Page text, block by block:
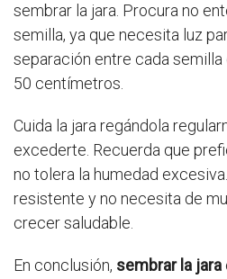
sembrar la jara. Procura no
semilla, ya que necesita luz
separación entre cada
50 centímetros.
Cuida la jara regándola
excederte. Recuerda que
no tolera la humedad
resistente y no necesita de
crecer saludable.
En conclusión, sembrar la jara